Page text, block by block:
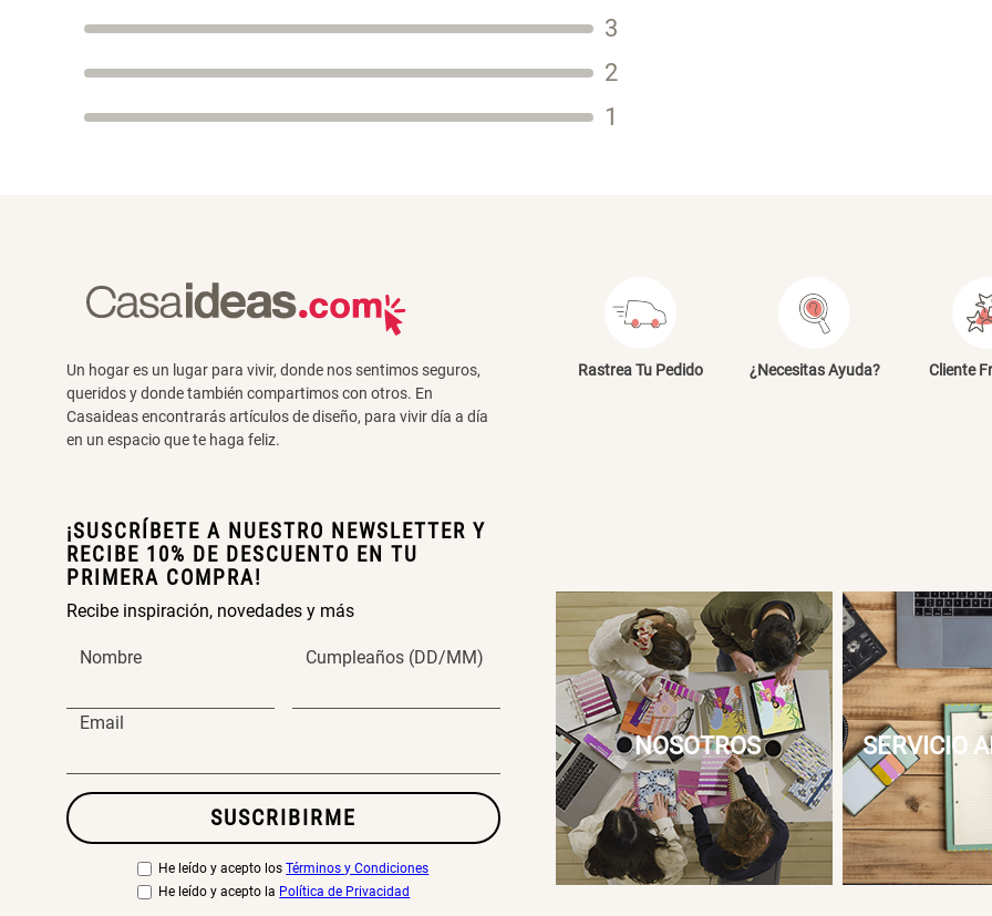
3
2
1
Un hogar es un lugar para vivir, donde nos sentimos seguros,
queridos y donde también compartimos con otros. En
Casaideas encontrarás artículos de diseño, para vivir día a día
en un espacio que te haga feliz.
¡SUSCRÍBETE A NUESTRO NEWSLETTER Y
RECIBE 10% DE DESCUENTO EN TU
PRIMERA COMPRA!
Recibe inspiración, novedades y más
Nombre Cumpleaños (DD/MM)
Email
SUSCRIBIRME
He leído y acepto los Términos y Condiciones
He leído y acepto la Política de Privacidad
Rastrea Tu Pedido ¿Necesitas Ayuda? Cliente
NOSOTROS SERVICIO